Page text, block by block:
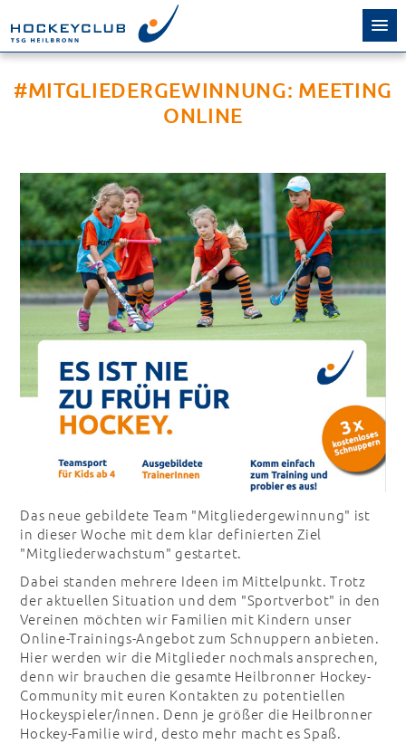
#MITGLIEDERGEWINNUNG: MEETING
ONLINE
Das neue gebildete Team "Mitgliedergewinnung" ist
in dieser Woche mit dem klar definierten Ziel
"Mitgliederwachstum" gestartet.
Dabei standen mehrere Ideen im Mittelpunkt. Trotz
der aktuellen Situation und dem "Sportverbot" in den
Vereinen möchten wir Familien mit Kindern unser
Online-Trainings-Angebot zum Schnuppern anbieten.
Hier werden wir die Mitglieder nochmals ansprechen,
denn wir brauchen die gesamte Heilbronner Hockey-
Community mit euren Kontakten zu potentiellen
Hockeyspieler/innen. Denn je größer die Heilbronner
Hockey-Familie wird, desto mehr macht es Spaß.